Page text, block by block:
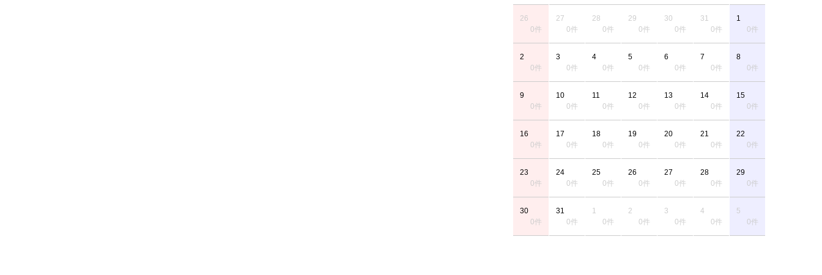
26
0件
27
0件
28
0件
29
0件
30
0件
31
0件
1
0件
2
0件
3
0件
4
0件
5
0件
6
0件
7
0件
8
0件
9
0件
10
0件
11
0件
12
0件
13
0件
14
0件
15
0件
16
0件
17
0件
18
0件
19
0件
20
0件
21
0件
22
0件
23
0件
24
0件
25
0件
26
0件
27
0件
28
0件
29
0件
30
0件
31
0件
1
0件
2
0件
3
0件
4
0件
5
0件